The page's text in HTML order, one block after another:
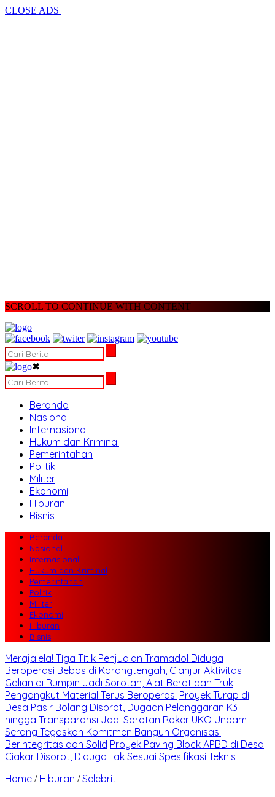
CLOSE ADS
SCROLL TO CONTINUE WITH CONTENT
✖
Beranda
Nasional
Internasional
Hukum dan Kriminal
Pemerintahan
Politik
Militer
Ekonomi
Hiburan
Bisnis
Beranda
Nasional
Internasional
Hukum dan Kriminal
Pemerintahan
Politik
Militer
Ekonomi
Hiburan
Bisnis
Merajalela! Tiga Titik Penjualan Tramadol Diduga
Beroperasi Bebas di Karangtengah, Cianjur Aktivitas
Galian di Rumpin Jadi Sorotan, Alat Berat dan Truk
Pengangkut Material Terus Beroperasi Proyek Turap di
Desa Pasir Bolang Disorot, Dugaan Pelanggaran K3
hingga Transparansi Jadi Sorotan Raker UKO Unpam
Serang Tegaskan Komitmen Bangun Organisasi
Berintegritas dan Solid Proyek Paving Block APBD di Desa
Ciakar Disorot, Diduga Tak Sesuai Spesifikasi Teknis
Home / Hiburan /Selebriti